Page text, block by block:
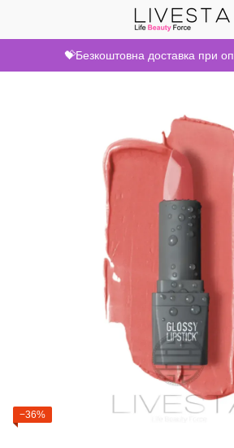
💝Безкоштовна доставка при
−36%